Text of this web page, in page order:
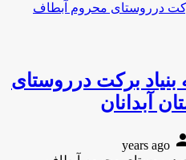
6 کلاسه بنياد برکت درروستای
آبدانان